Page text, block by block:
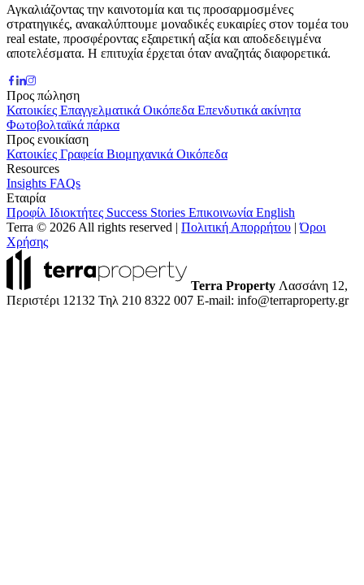
Αγκαλιάζοντας την καινοτομία και τις προσαρμοσμένες
στρατηγικές, ανακαλύπτουμε μοναδικές ευκαιρίες στον τομέα του
real estate, προσφέροντας εξαιρετική αξία και αποδεδειγμένα
αποτελέσματα. Η επιτυχία έρχεται όταν αναζητάς διαφορετικά.
Προς πώληση
Κατοικίες Επαγγελματικά Οικόπεδα Επενδυτικά ακίνητα
Φωτοβολταϊκά πάρκα
Προς ενοικίαση
Κατοικίες Γραφεία Βιομηχανικά Οικόπεδα
Resources
Insights FAQs
Εταιρία
Προφίλ Ιδιοκτήτες Success Stories Επικοινωνία English
Terra © 2026 All rights reserved | Πολιτική Απορρήτου |Όροι
Χρήσης
Terra Property Λασσάνη 12,
Περιστέρι 12132 Τηλ 210 8322 007 E-mail: info@terraproperty.gr